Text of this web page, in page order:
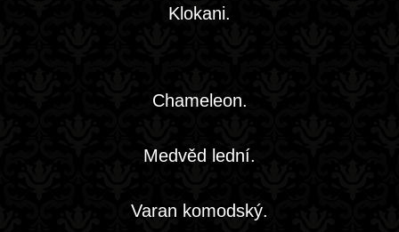
Klokani.
Chameleon.
Medvěd lední.
Varan komodský.